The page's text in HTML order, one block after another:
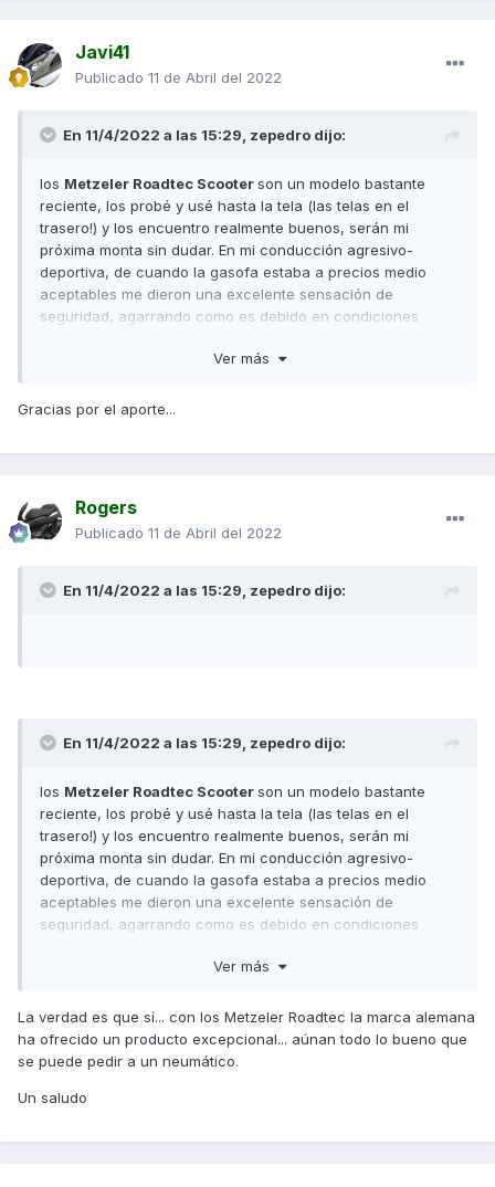
Javi41
Publicado 11 de Abril del 2022
En 11/4/2022 a las 15:29, zepedro dijo:
los Metzeler Roadtec Scooterson un modelo bastante
reciente, los probé y usé hasta la tela (las telas en el
trasero!) y los encuentro realmente buenos, serán mi
próxima monta sin dudar. En mi conducción agresivo-
deportiva, de cuando la gasofa estaba a precios medio
aceptables me dieron una excelente sensación de
seguridad, agarrando como es debido en condiciones
mal (aunque el antiguo proprietario debía tomar las curvas
mojado no tanto como metzeler.
Ver más
Gracias por el aporte...
Rogers
Publicado 11 de Abril del 2022
En 11/4/2022 a las 15:29, zepedro dijo:
En 11/4/2022 a las 15:29, zepedro dijo:
los Metzeler Roadtec Scooterson un modelo bastante
reciente, los probé y usé hasta la tela (las telas en el
trasero!) y los encuentro realmente buenos, serán mi
próxima monta sin dudar. En mi conducción agresivo-
deportiva, de cuando la gasofa estaba a precios medio
aceptables me dieron una excelente sensación de
seguridad, agarrando como es debido en condiciones
mal (aunque el antiguo proprietario debía tomar las curvas
recto...) y me pareció una goma muy mala en comparación.
mojado no tanto como metzeler.
Ver más
La verdad es que sí... con los Metzeler Roadtec la marca alemana
ha ofrecido un producto excepcional... aúnan todo lo bueno que
se puede pedir a un neumático.
Un saludo